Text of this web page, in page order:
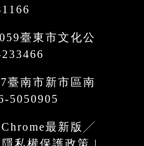
臺東市文化公
臺南市新市區南
5050905
最新版╱